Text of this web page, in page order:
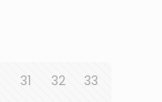
31 32
33